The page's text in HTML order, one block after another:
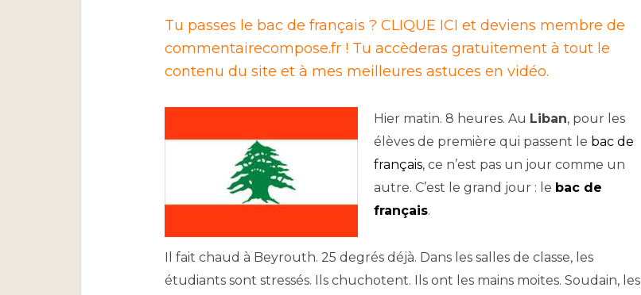
Tu passes le bac de français ? CLIQUE ICI et deviens membre de
commentairecompose.fr ! Tu accèderas gratuitement à tout le
contenu du site et à mes meilleures astuces en vidéo.
Hier matin. 8 heures. Au Liban, pour les
élèves de première qui passent le bac de
français, ce n’est pas un jour comme un
autre. C’est le grand jour : le bac de
français.
Il fait chaud à Beyrouth. 25 degrés déjà. Dans les salles de classe, les
étudiants sont stressés. Ils chuchotent. Ils ont les mains moites. Soudain, les